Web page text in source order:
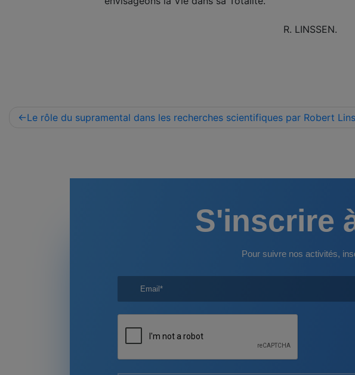
R. LINSSEN.
Navigation
Le rôle du supramental dans les recherches scientifiques par Robert
S'inscrire
Pour suivre nos activités,